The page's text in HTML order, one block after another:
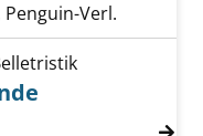
Verl.